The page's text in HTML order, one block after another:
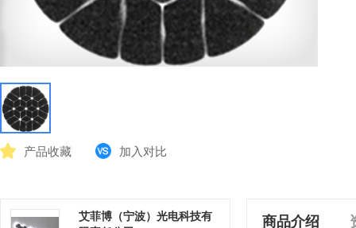
产品收藏 加入对比
艾菲博（宁波）光电科技有
商品介绍